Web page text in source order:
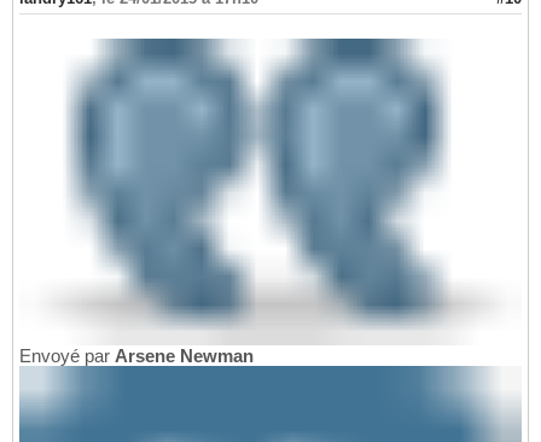
Envoyé par Arsene Newman